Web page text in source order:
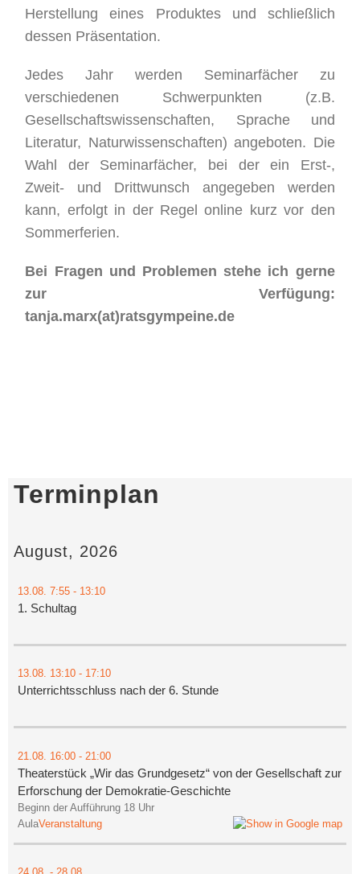
Herstellung eines Produktes und schließlich
dessen Präsentation.
Jedes Jahr werden Seminarfächer zu
verschiedenen Schwerpunkten (z.B.
Gesellschaftswissenschaften, Sprache und
Literatur, Naturwissenschaften) angeboten. Die
Wahl der Seminarfächer, bei der ein Erst-,
Zweit- und Drittwunsch angegeben werden
kann, erfolgt in der Regel online kurz vor den
Sommerferien.
Bei Fragen und Problemen stehe ich gerne
zur Verfügung:
tanja.marx(at)ratsgympeine.de
Terminplan
August, 2026
13.08. 7:55 - 13:10
1. Schultag
13.08. 13:10 - 17:10
Unterrichtsschluss nach der 6. Stunde
21.08. 16:00 - 21:00
Theaterstück „Wir das Grundgesetz“ von der Gesellschaft zur
Erforschung der Demokratie-Geschichte
Beginn der Aufführung 18 Uhr
AulaVeranstaltung